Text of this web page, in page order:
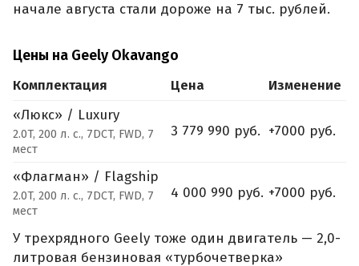
начале августа стали дороже на 7 тыс. рублей.
Цены на Geely Okavango
Комплектация Цена
Изменение
«Люкс» / Luxury
2.0T, 200 л. с., 7DCT, FWD, 7
мест
3 779 990 руб. +7000 руб.
«Флагман» / Flagship
2.0T, 200 л. с., 7DCT, FWD, 7
мест
4 000 990 руб. +7000 руб.
У трехрядного Geely тоже один двигатель — 2,0-
литровая бензиновая «турбочетверка»